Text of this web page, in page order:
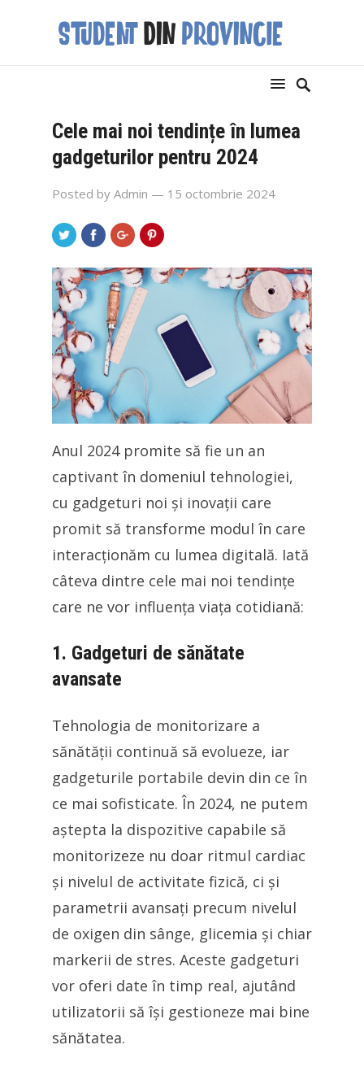
Cele mai noi tendințe în lumea
gadgeturilor pentru 2024
Posted by Admin — 15 octombrie 2024
Anul 2024 promite să fie un an
captivant în domeniul tehnologiei,
cu gadgeturi noi și inovații care
promit să transforme modul în care
interacționăm cu lumea digitală. Iată
câteva dintre cele mai noi tendințe
care ne vor influența viața cotidiană:
1. Gadgeturi de sănătate
avansate
Tehnologia de monitorizare a
sănătății continuă să evolueze, iar
gadgeturile portabile devin din ce în
ce mai sofisticate. În 2024, ne putem
aștepta la dispozitive capabile să
monitorizeze nu doar ritmul cardiac
și nivelul de activitate fizică, ci și
parametrii avansați precum nivelul
de oxigen din sânge, glicemia și chiar
markerii de stres. Aceste gadgeturi
vor oferi date în timp real, ajutând
utilizatorii să își gestioneze mai bine
sănătatea.